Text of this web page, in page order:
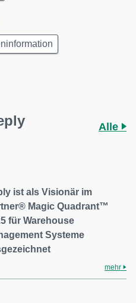
Alle
ist als Visionär im
Magic Quadrant™
für Warehouse
Systeme
mehr